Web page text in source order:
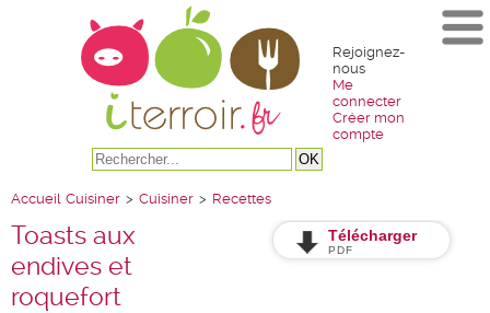
Rejoignez-
nous
Me
connecter
Créer mon
compte
Accueil Cuisiner > Cuisiner > Recettes
Toasts aux
endives et
roquefort
Télécharger
PDF